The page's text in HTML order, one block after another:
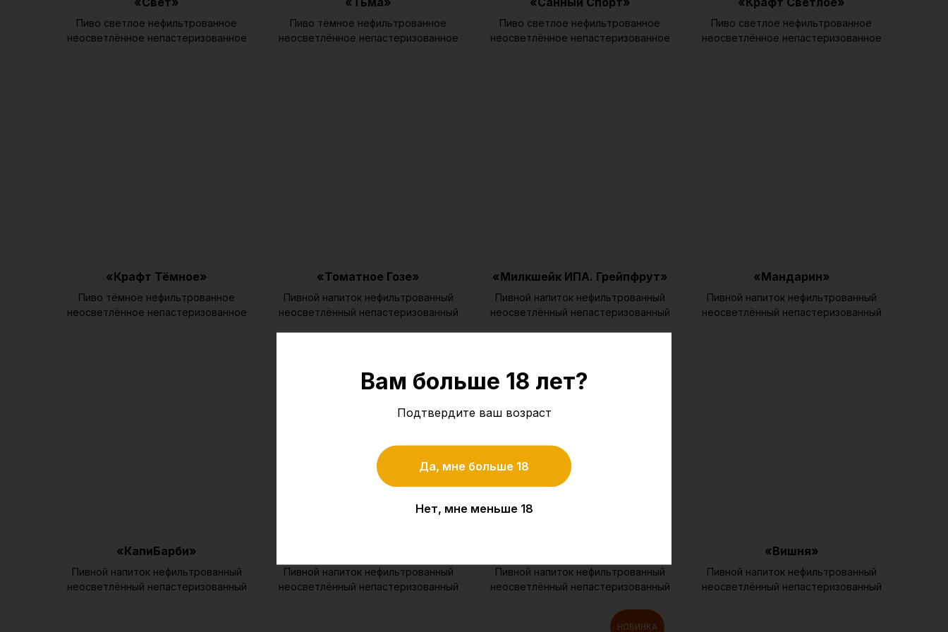
Вам больше 18 лет?
Подтвердите ваш возраст
Да, мне больше 18
Нет, мне меньше 18
Пиво светлое нефильтрованное
неосветлённое непастеризованное
Пиво тёмное нефильтрованное
неосветлённое непастеризованное
Пиво светлое нефильтрованное
неосветлённое непастеризованное
Пиво светлое нефильтрованное
неосветлённое непастеризованное
«Крафт Тёмное»
Пиво тёмное нефильтрованное
неосветлённое непастеризованное
«Томатное Гозе»
Пивной напиток нефильтрованный
неосветлённый непастеризованный
«Милкшейк ИПА. Грейпфрут»
Пивной напиток нефильтрованный
неосветлённый непастеризованный
«Мандарин»
Пивной напиток нефильтрованный
неосветлённый непастеризованный
«КапиБарби»
Пивной напиток нефильтрованный
неосветлённый непастеризованный
Пивной напиток нефильтрованный
неосветлённый непастеризованный
Пивной напиток нефильтрованный
неосветлённый непастеризованный
«Вишня»
Пивной напиток нефильтрованный
неосветлённый непастеризованный
НОВИНКА